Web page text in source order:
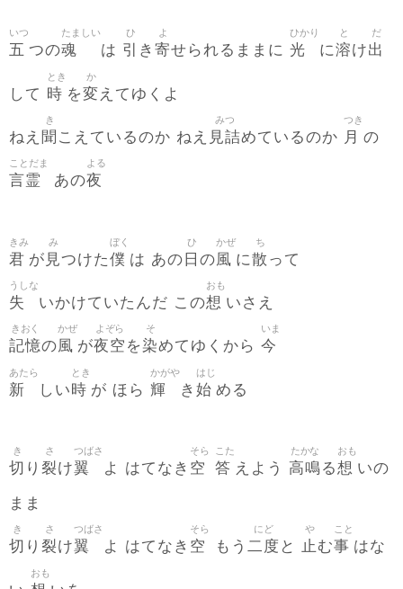
五
いつ
つの魂
たましい
は 引
ひ
き 寄
よ
せられるままに 光
ひかり
に溶
と
け出
だ
して 時
とき
を変
か
えてゆくよ
ねえ 聞
き
こえているのか ねえ 見詰
みつ
めているのか 月
つき
の
言霊
ことだま
あの夜
よる
君
きみ
が 見
み
つけた僕
ぼく
は あの 日
ひ
の風
かぜ
に散
ち
って
失
うしな
いかけていたんだ この想
おも
いさえ
記憶
きおく
の風
かぜ
が夜空
よぞら
を染
そ
めてゆくから 今
いま
新
あたら
しい時
とき
が ほら 輝
かがや
き 始
はじ
める
切
き
り 裂
さ
け翼
つばさ
よ はてなき 空
そら
答
こた
えよう 高鳴
たかな
る想
おも
いの
まま
切
き
り 裂
さ
け翼
つばさ
よ はてなき 空
そら
もう 二度
にど
と 止
や
む事
こと
はな
おも